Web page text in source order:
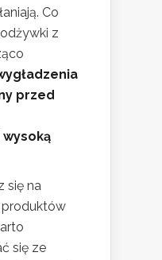
Co
z
przed
się na
produktów
się ze